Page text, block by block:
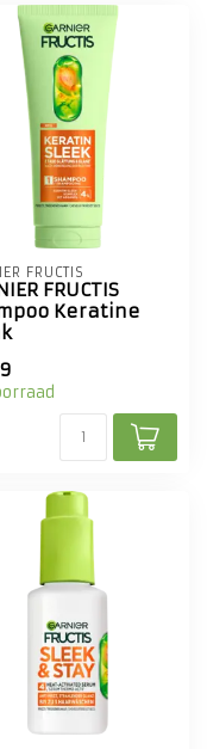
FRUCTIS
FRUCTIS
Keratine